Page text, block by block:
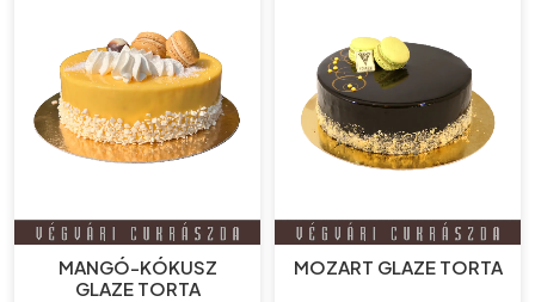
MANGÓ-KÓKUSZ
GLAZE TORTA
MOZART GLAZE TORTA